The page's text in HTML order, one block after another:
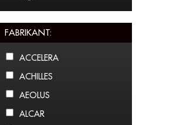
FABRIKANT:
ACCELERA
ACHILLES
AEOLUS
ALCAR